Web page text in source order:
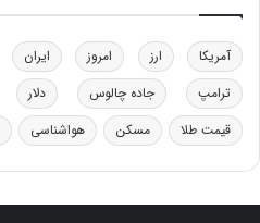
د
خ
و
د
ر
و
ی
آمریکا ارز امروز ایران
ترامپ
جاده چالوس دلار
قیمت طلا
مسکن هواشناسی